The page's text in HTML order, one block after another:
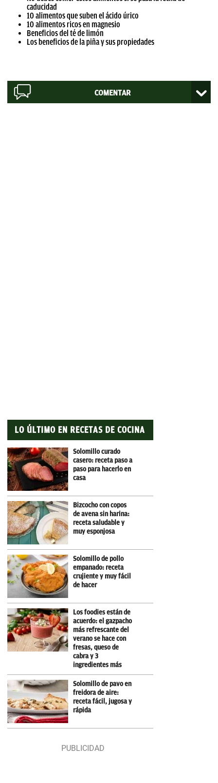
caducidad
10 alimentos que suben el ácido úrico
10 alimentos ricos en magnesio
Beneficios del té de limón
Los beneficios de la piña y sus propiedades
COMENTAR
LO ÚLTIMO EN RECETAS DE COCINA
Solomillo curado
casero: receta paso a
paso para hacerlo en
casa
Bizcocho con copos
de avena sin harina:
receta saludable y
muy esponjosa
Solomillo de pollo
empanado: receta
crujiente y muy fácil
de hacer
Los foodies están de
acuerdo: el gazpacho
más refrescante del
verano se hace con
fresas, queso de
cabra y 3
ingredientes más
Solomillo de pavo en
freidora de aire:
receta fácil, jugosa y
rápida